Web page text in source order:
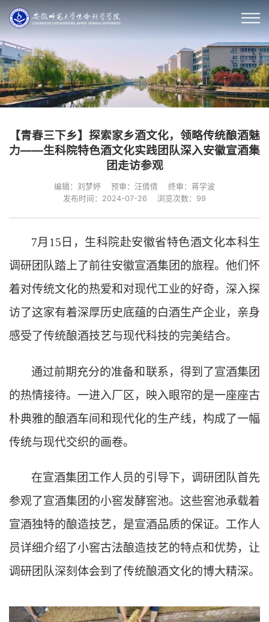
【青春三下乡】探索家乡酒文化，领略传统酿酒魅
力——生科院特色酒文化实践团队深入安徽宣酒集
团走访参观
编辑：刘梦婷 预审：汪倩倩
终审：蒋学波
发布时间：2024-07-26
浏览次数： 99
7月15日，生科院赴安徽省特色酒文化本科生
调研团队踏上了前往安徽宣酒集团的旅程。他们怀
着对传统文化的热爱和对现代工业的好奇，深入探
访了这家有着深厚历史底蕴的白酒生产企业，亲身
感受了传统酿酒技艺与现代科技的完美结合。
通过前期充分的准备和联系，得到了宣酒集团
的热情接待。一进入厂区，映入眼帘的是一座座古
朴典雅的酿酒车间和现代化的生产线，构成了一幅
传统与现代交织的画卷。
在宣酒集团工作人员的引导下，调研团队首先
参观了宣酒集团的小窖发酵窖池。这些窖池承载着
宣酒独特的酿造技艺，是宣酒品质的保证。工作人
员详细介绍了小窖古法酿造技艺的特点和优势，让
调研团队深刻体会到了传统酿酒文化的博大精深。